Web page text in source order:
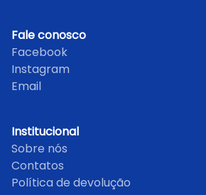
Fale conosco
Facebook
Instagram
Email
Institucional
Sobre nós
Contatos
Política de devolução